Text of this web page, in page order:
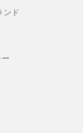
ンド